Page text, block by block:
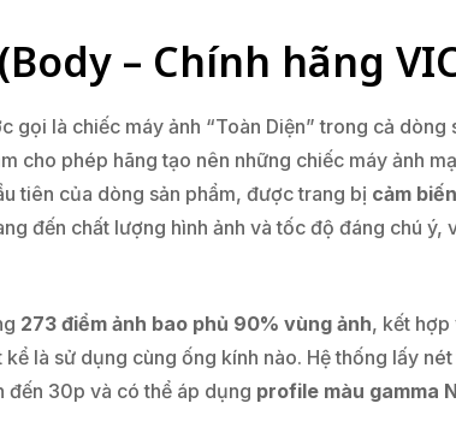
– Chính hãng
gọi là chiếc máy ảnh “Toàn Diện” trong cả dòng
cho phép hãng tạo nên những chiếc máy ảnh
tiên của dòng sản phẩm, được trang bị cảm biến
đến chất lượng hình ảnh và tốc độ đáng chú ý,
273 điểm ảnh bao phủ 90% vùng ảnh, kết hợp
là sử dụng cùng ống kính nào. Hệ thống lấy
đến 30p và có thể áp dụng profile màu gamma